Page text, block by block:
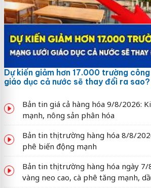
Dự kiến giảm hơn 17.000 trường
giáo dục cả nước sẽ thay đổi ra sao?
Bản tin giá cả hàng hóa 9/8/2026:
mạnh, nông sản phân hóa
Bản tin thị trường hàng hóa 8/8/
phê biến động mạnh
Bản tin thị trường hàng hóa ngày 7/
vàng neo cao, cà phê tăng mạnh,